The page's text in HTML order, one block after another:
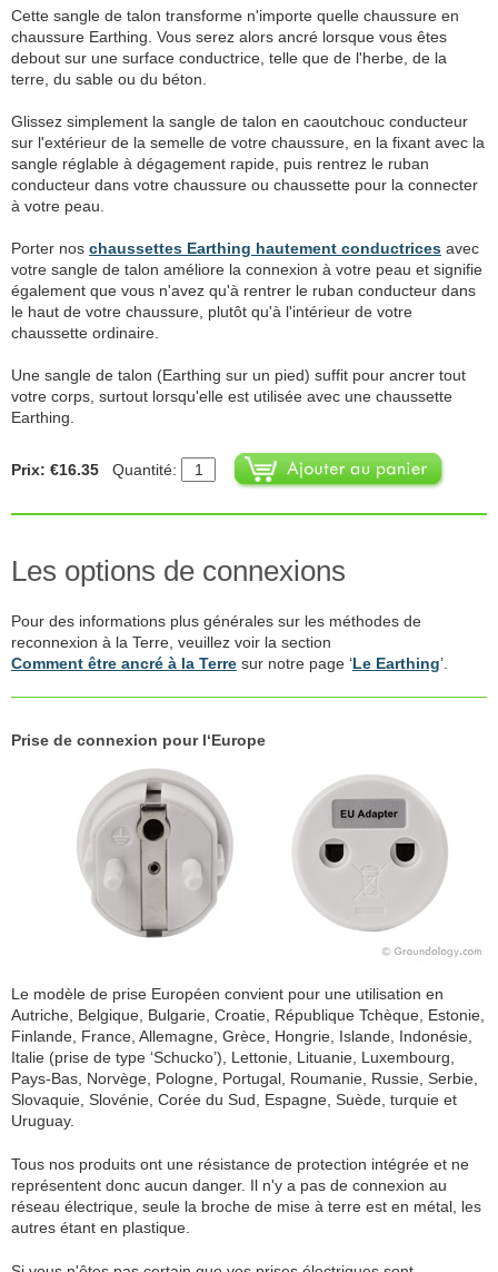
Cette sangle de talon transforme n'importe quelle chaussure en
chaussure Earthing. Vous serez alors ancré lorsque vous êtes
debout sur une surface conductrice, telle que de l'herbe, de la
terre, du sable ou du béton.
Glissez simplement la sangle de talon en caoutchouc conducteur
sur l'extérieur de la semelle de votre chaussure, en la fixant avec la
sangle réglable à dégagement rapide, puis rentrez le ruban
conducteur dans votre chaussure ou chaussette pour la connecter
à votre peau.
Porter nos chaussettes Earthing hautement conductrices avec
votre sangle de talon améliore la connexion à votre peau et signifie
également que vous n'avez qu'à rentrer le ruban conducteur dans
le haut de votre chaussure, plutôt qu'à l'intérieur de votre
chaussette ordinaire.
Une sangle de talon (Earthing sur un pied) suffit pour ancrer tout
votre corps, surtout lorsqu'elle est utilisée avec une chaussette
Earthing.
Prix: €16.35 Quantité:
Les options de connexions
Pour des informations plus générales sur les méthodes de
reconnexion à la Terre, veuillez voir la section
Comment être ancré à la Terre sur notre page ‘Le Earthing’.
Prise de connexion pour l‘Europe
Le modèle de prise Européen convient pour une utilisation en
Autriche, Belgique, Bulgarie, Croatie, République Tchèque, Estonie,
Finlande, France, Allemagne, Grèce, Hongrie, Islande, Indonésie,
Italie (prise de type ‘Schucko’), Lettonie, Lituanie, Luxembourg,
Pays-Bas, Norvège, Pologne, Portugal, Roumanie, Russie, Serbie,
Slovaquie, Slovénie, Corée du Sud, Espagne, Suède, turquie et
Uruguay.
Tous nos produits ont une résistance de protection intégrée et ne
représentent donc aucun danger. Il n'y a pas de connexion au
réseau électrique, seule la broche de mise à terre est en métal, les
autres étant en plastique.